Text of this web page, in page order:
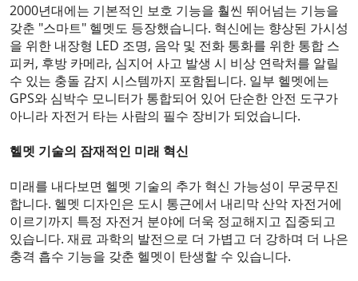
2000년대에는 기본적인 보호 기능을 훨씬 뛰어넘는 기능을
갖춘 "스마트" 헬멧도 등장했습니다. 혁신에는 향상된 가시성
을 위한 내장형 LED 조명, 음악 및 전화 통화를 위한 통합 스
피커, 후방 카메라, 심지어 사고 발생 시 비상 연락처를 알릴
수 있는 충돌 감지 시스템까지 포함됩니다. 일부 헬멧에는
GPS와 심박수 모니터가 통합되어 있어 단순한 안전 도구가
아니라 자전거 타는 사람의 필수 장비가 되었습니다.
헬멧 기술의 잠재적인 미래 혁신
미래를 내다보면 헬멧 기술의 추가 혁신 가능성이 무궁무진
합니다. 헬멧 디자인은 도시 통근에서 내리막 산악 자전거에
이르기까지 특정 자전거 분야에 더욱 정교해지고 집중되고
있습니다. 재료 과학의 발전으로 더 가볍고 더 강하며 더 나은
충격 흡수 기능을 갖춘 헬멧이 탄생할 수 있습니다.